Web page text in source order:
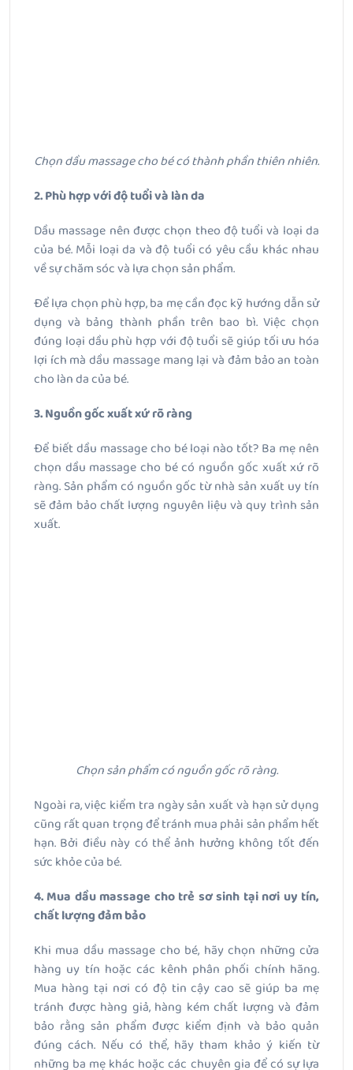
Chọn dầu massage cho bé có thành phần thiên nhiên.
2. Phù hợp với độ tuổi và làn da
Dầu massage nên được chọn theo độ tuổi và loại da
của bé. Mỗi loại da và độ tuổi có yêu cầu khác nhau
về sự chăm sóc và lựa chọn sản phẩm.
Để lựa chọn phù hợp, ba mẹ cần đọc kỹ hướng dẫn sử
dụng và bảng thành phần trên bao bì. Việc chọn
đúng loại dầu phù hợp với độ tuổi sẽ giúp tối ưu hóa
lợi ích mà dầu massage mang lại và đảm bảo an toàn
cho làn da của bé.
3. Nguồn gốc xuất xứ rõ ràng
Để biết dầu massage cho bé loại nào tốt? Ba mẹ nên
chọn dầu massage cho bé có nguồn gốc xuất xứ rõ
ràng. Sản phẩm có nguồn gốc từ nhà sản xuất uy tín
sẽ đảm bảo chất lượng nguyên liệu và quy trình sản
xuất.
Chọn sản phẩm có nguồn gốc rõ ràng.
Ngoài ra, việc kiểm tra ngày sản xuất và hạn sử dụng
cũng rất quan trọng để tránh mua phải sản phẩm hết
hạn. Bởi điều này có thể ảnh hưởng không tốt đến
sức khỏe của bé.
4. Mua dầu massage cho trẻ sơ sinh tại nơi uy tín,
chất lượng đảm bảo
Khi mua dầu massage cho bé, hãy chọn những cửa
hàng uy tín hoặc các kênh phân phối chính hãng.
Mua hàng tại nơi có độ tin cậy cao sẽ giúp ba mẹ
tránh được hàng giả, hàng kém chất lượng và đảm
bảo rằng sản phẩm được kiểm định và bảo quản
đúng cách. Nếu có thể, hãy tham khảo ý kiến từ
những ba mẹ khác hoặc các chuyên gia để có sự lựa